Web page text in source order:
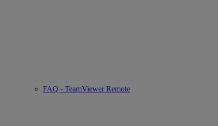
FAQ - TeamViewer Remote